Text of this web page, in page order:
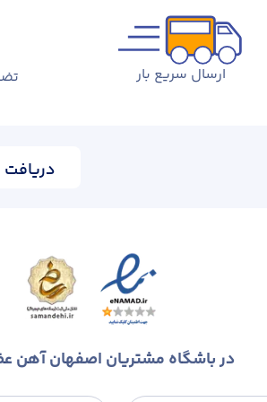
ارسال سریع بار
دریافت
در باشگاه مشتریان اصفهان آهن